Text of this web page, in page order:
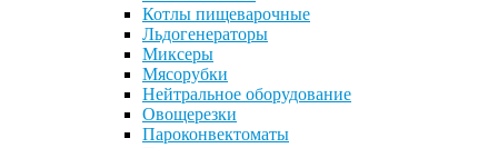
Котлы пищеварочные
Льдогенераторы
Миксеры
Мясорубки
Нейтральное оборудование
Овощерезки
Пароконвектоматы